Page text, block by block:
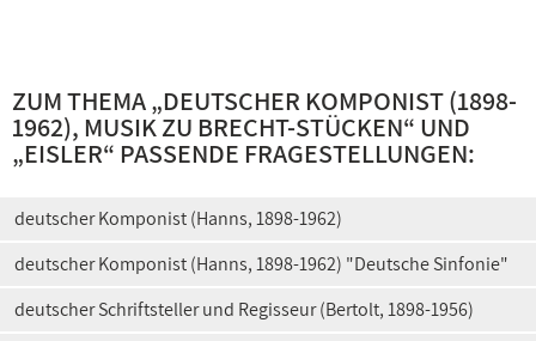
ZUM THEMA „DEUTSCHER KOMPONIST (1898-
1962), MUSIK ZU BRECHT-STÜCKEN“ UND
„EISLER“ PASSENDE FRAGESTELLUNGEN:
deutscher Komponist (Hanns, 1898-1962)
deutscher Komponist (Hanns, 1898-1962) "Deutsche Sinfonie"
deutscher Schriftsteller und Regisseur (Bertolt, 1898-1956)